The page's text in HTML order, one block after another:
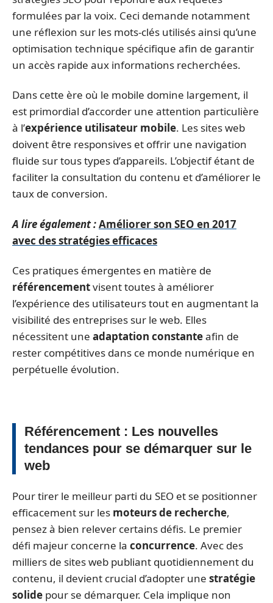
formulées par la voix. Ceci demande notamment
une réflexion sur les mots-clés utilisés ainsi qu’une
optimisation technique spécifique afin de garantir
un accès rapide aux informations recherchées.
Dans cette ère où le mobile domine largement, il
est primordial d’accorder une attention particulière
à l’expérience utilisateur mobile. Les sites web
doivent être responsives et offrir une navigation
fluide sur tous types d’appareils. L’objectif étant de
faciliter la consultation du contenu et d’améliorer le
taux de conversion.
A lire également :Améliorer son SEO en 2017
avec des stratégies efficaces
Ces pratiques émergentes en matière de
référencementvisent toutes à améliorer
l’expérience des utilisateurs tout en augmentant la
visibilité des entreprises sur le web. Elles
nécessitent une adaptation constanteafin de
rester compétitives dans ce monde numérique en
perpétuelle évolution.
Référencement : Les nouvelles
tendances pour se démarquer sur le
web
Pour tirer le meilleur parti du SEO et se positionner
efficacement sur les moteurs de recherche,
pensez à bien relever certains défis. Le premier
défi majeur concerne la concurrence. Avec des
milliers de sites web publiant quotidiennement du
contenu, il devient crucial d’adopter une stratégie
solide pour se démarquer. Cela implique non